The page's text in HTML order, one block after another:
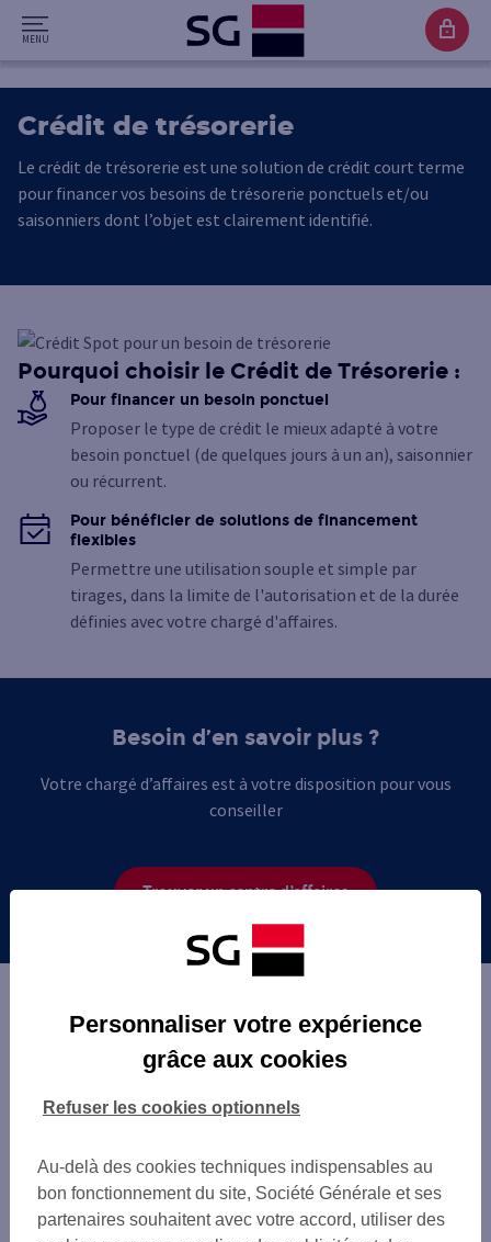
Crédit de trésorerie
Le crédit de trésorerie est une solution de crédit court terme
pour financer vos besoins de trésorerie ponctuels et/ou
saisonniers dont l’objet est clairement identifié.
Pourquoi choisir le Crédit de Trésorerie :
Pour financer un besoin ponctuel
Proposer le type de crédit le mieux adapté à votre
besoin ponctuel (de quelques jours à un an), saisonnier
ou récurrent.
Pour bénéficier de solutions de financement
flexibles
Permettre une utilisation souple et simple par
tirages, dans la limite de l'autorisation et de la durée
définies avec votre chargé d'affaires.
Besoin d’en savoir plus ?
Votre chargé d’affaires est à votre disposition pour vous
conseiller
Trouver un centre d’affaires
Personnaliser votre expérience
grâce aux cookies
Au-delà des cookies techniques indispensables au
bon fonctionnement du site, Société Générale et ses
partenaires souhaitent avec votre accord, utiliser des
Refuser les cookies optionnels